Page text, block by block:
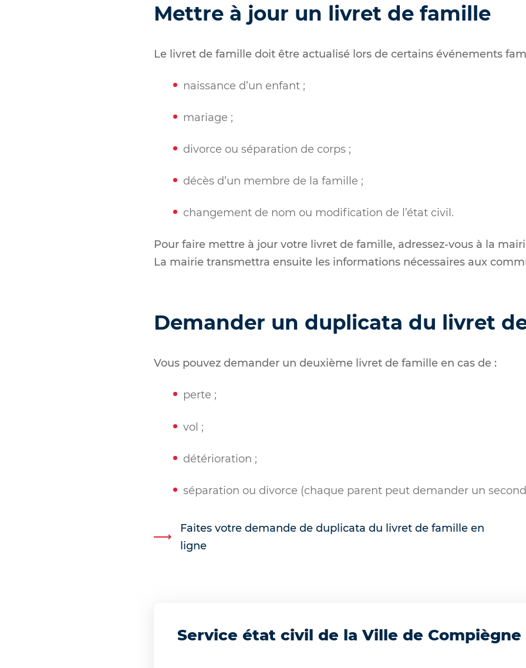
Mettre à jour un livret de famille
Le livret de famille doit être actualisé lors de certains événements
naissance d’un enfant ;
mariage ;
divorce ou séparation de corps ;
décès d’un membre de la famille ;
changement de nom ou modification de l’état civil.
Pour faire mettre à jour votre livret de famille, adressez-vous à la
La mairie transmettra ensuite les informations nécessaires aux
Demander un duplicata du livret
Vous pouvez demander un deuxième livret de famille en cas de :
perte ;
vol ;
détérioration ;
séparation ou divorce (chaque parent peut demander un
Faites votre demande de duplicata du livret de famille en
ligne
Service état civil de la Ville de Compiègne